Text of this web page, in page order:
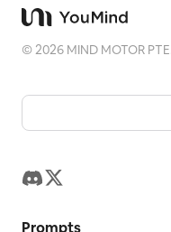
©2026 MIND MOTOR
Prompts